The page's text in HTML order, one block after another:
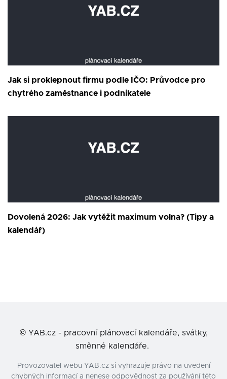
Jak si proklepnout firmu podle IČO: Průvodce pro
chytrého zaměstnance i podnikatele
Dovolená 2026: Jak vytěžit maximum volna? (Tipy a
kalendář)
© YAB.cz - pracovní plánovací kalendáře, svátky,
směnné kalendáře.
Provozovatel webu YAB.cz si vyhrazuje právo na uvedení
chybných informací a nenese odpovědnost za používání této